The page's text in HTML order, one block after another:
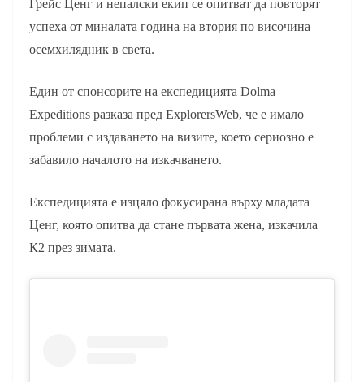
Грейс Ценг и непалски екип се опитват да повторят
успеха от миналата година на втория по височина
осемхилядник в света.
Един от спонсорите на експедицията Dolma
Expeditions разказа пред ExplorersWeb, че е имало
проблеми с издаването на визите, което сериозно е
забавило началото на изкачването.
Експедицията е изцяло фокусирана върху младата
Ценг, която опитва да стане първата жена, изкачила
К2 през зимата.